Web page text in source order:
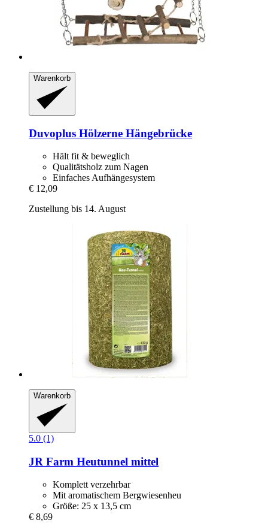
Warenkorb
Duvoplus Hölzerne Hängebrücke
Hält fit & beweglich
Qualitätsholz zum Nagen
Einfaches Aufhängesystem
€ 12,09
Zustellung bis 14. August
Warenkorb
5.0 (1)
JR Farm Heutunnel mittel
Komplett verzehrbar
Mit aromatischem Bergwiesenheu
Größe: 25 x 13,5 cm
€ 8,69